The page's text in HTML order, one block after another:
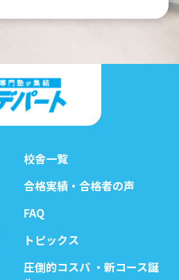
校舎一覧
合格実績・合格者の声
FAQ
トピックス
圧倒的コスパ ・新コース誕